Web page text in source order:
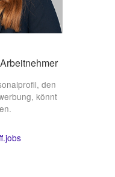
den
könnt